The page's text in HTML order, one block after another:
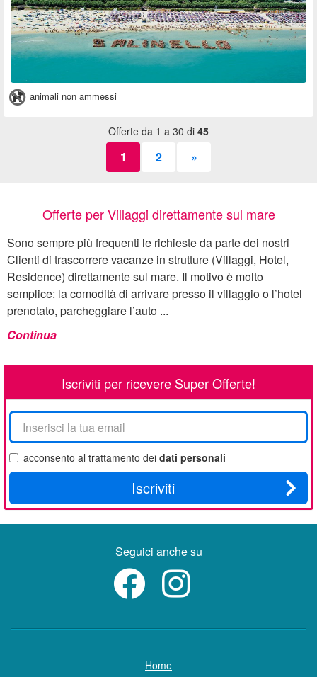
animali non ammessi
Offerte da 1 a 30 di 45
1 2 »
Offerte per Villaggi direttamente sul mare
Sono sempre più frequenti le richieste da parte dei nostri
Clienti di trascorrere vacanze in strutture (Villaggi, Hotel,
Residence) direttamente sul mare. Il motivo è molto
semplice: la comodità di arrivare presso il villaggio o l’hotel
prenotato, parcheggiare l’auto ...
Continua
Iscriviti per ricevere Super Offerte!
La
tua
email
acconsento al trattamento dei dati personali
Iscriviti
Seguici anche su
Home